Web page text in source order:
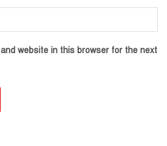
and website in this browser for the next